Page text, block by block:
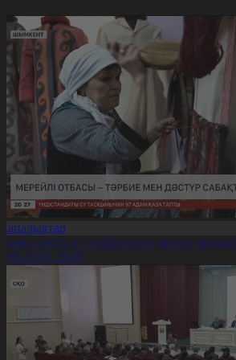
отбасы – тәрбие мен дәстүр
20:19